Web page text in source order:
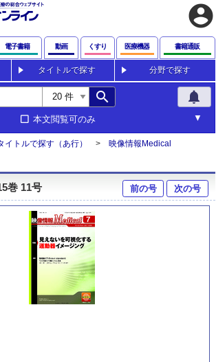
account_circle
電子書籍 動画 くすり 医療機器 書籍通販
タイトルで探す 分野で探す
search notifications
本文閲覧可のみ
イトルで探す（あ行）
映像情報Medical
巻 11号 前の号 次の号